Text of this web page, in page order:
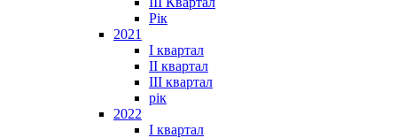
Рік
2021
I квартал
II квартал
III квартал
рік
2022
I квартал